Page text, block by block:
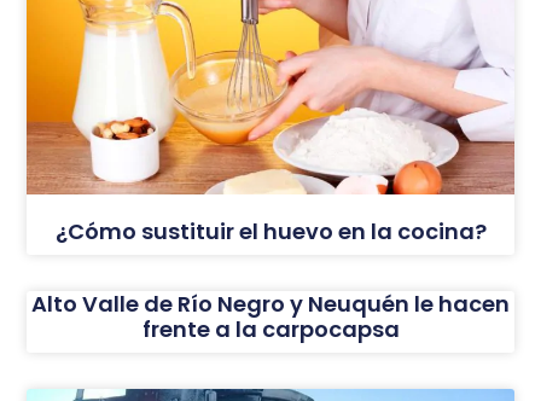
¿Cómo sustituir el huevo en la cocina?
Alto Valle de Río Negro y Neuquén le hacen
frente a la carpocapsa